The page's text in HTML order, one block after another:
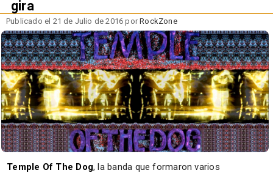
gira
Publicado el 21 de Julio de 2016 porRockZone
Temple Of The Dog, la banda que formaron varios